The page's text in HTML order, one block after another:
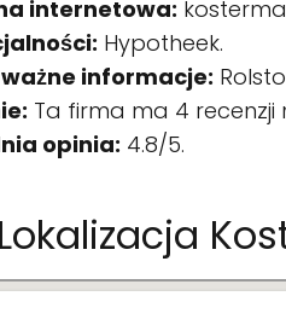
internetowa:
Hypotheek.
informacje:
Ta firma ma 4 recenzji
opinia: 4.8/5.